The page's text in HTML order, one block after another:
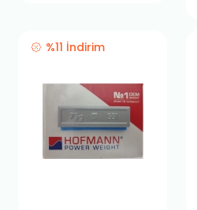
%11 İndirim